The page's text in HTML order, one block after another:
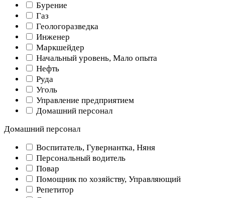
Бурение
Газ
Геологоразведка
Инженер
Маркшейдер
Начальный уровень, Мало опыта
Нефть
Руда
Уголь
Управление предприятием
Домашний персонал
Домашний персонал
Воспитатель, Гувернантка, Няня
Персональный водитель
Повар
Помощник по хозяйству, Управляющий
Репетитор